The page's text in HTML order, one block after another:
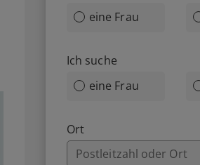
eine Frau
Ich suche
eine Frau
Ort